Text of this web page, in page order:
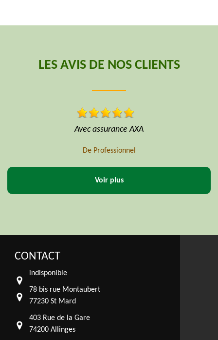
LES AVIS DE NOS CLIENTS
Avec assurance AXA
De Professionnel
Voir plus
CONTACT
indisponible
78 bis rue Montaubert
77230 St Mard
403 Rue de la Gare
74200 Allinges